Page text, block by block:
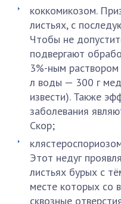
коккомикозом.
листьях, с
Чтобы не
подвергают
3%-ным
л воды — 300 г
извести). Также
заболевания
Скор;
Этот недуг
листьях бурых с
месте которых со
сквозные